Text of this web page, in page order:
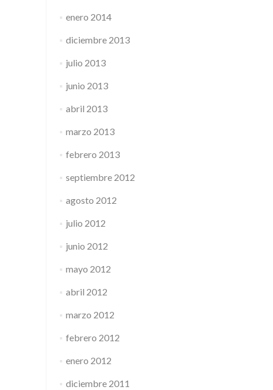
enero 2014
diciembre 2013
julio 2013
junio 2013
abril 2013
marzo 2013
febrero 2013
septiembre 2012
agosto 2012
julio 2012
junio 2012
mayo 2012
abril 2012
marzo 2012
febrero 2012
enero 2012
diciembre 2011